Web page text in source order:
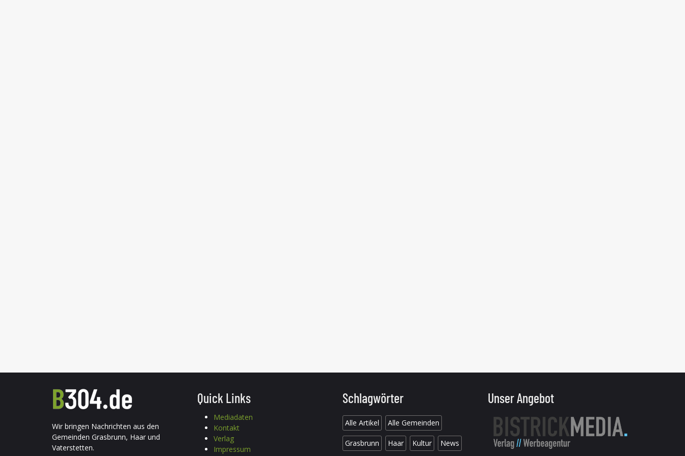
Wir bringen Nachrichten aus den
Gemeinden Grasbrunn, Haar und
Vaterstetten.
Quick Links
Mediadaten
Kontakt
Verlag
Impressum
Schlagwörter
Alle Artikel Alle Gemeinden
Grasbrunn Haar Kultur News
Unser Angebot